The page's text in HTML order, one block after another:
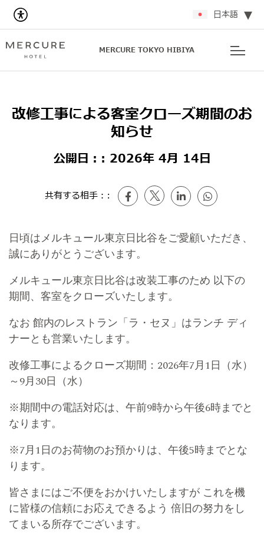
日本語
MERCURE TOKYO HIBIYA
改修工事による客室クローズ期間のお
知らせ
公開日：: 2026年 4月 14日
共有する相手：:
日頃はメルキュール東京日比谷をご愛顧いただき、
誠にありがとうございます。
メルキュール東京日比谷は改装工事のため 以下の
期間、客室をクローズいたします。
なお 館内のレストラン「ラ・セヌ」はランチ ディ
ナーとも営業いたします。
改修工事によるクローズ期間：2026年7月1日（水）
～9月30日（水）
※期間中の電話対応は、午前9時から午後6時までと
なります。
※7月1日のお荷物のお預かりは、午後5時までとな
ります。
皆さまにはご不便をおかけいたしますが これを機
に皆様の信頼にお応えできるよう 倍旧の努力をし
てまいる所存でございます。